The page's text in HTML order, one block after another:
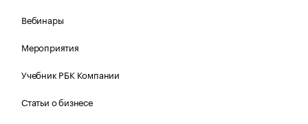
Вебинары
Мероприятия
Учебник РБК Компании
Статьи о бизнесе